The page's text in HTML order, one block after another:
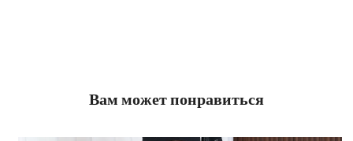
Вам может понравиться